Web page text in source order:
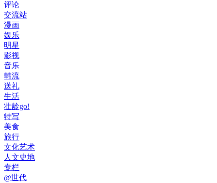
评论
交流站
漫画
娱乐
明星
影视
音乐
韩流
送礼
生活
壮龄go!
特写
美食
旅行
文化艺术
人文史地
专栏
@世代